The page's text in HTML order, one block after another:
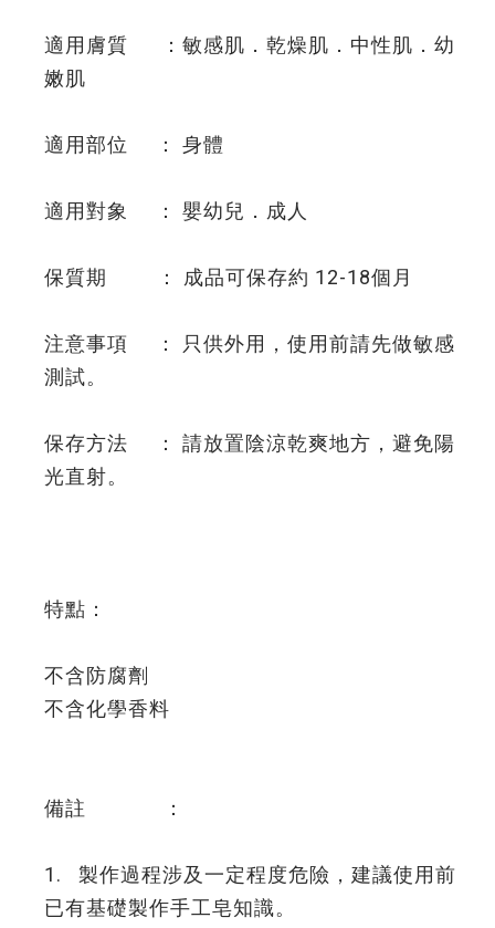
適用膚質 ：敏感肌．乾燥肌．中性肌．幼
嫩肌
適用部位 ： 身體
適用對象 ： 嬰幼兒．成人
保質期 ： 成品可保存約 12-18個月
注意事項 ： 只供外用，使用前請先做敏感
測試。
保存方法 ： 請放置陰涼乾爽地方，避免陽
光直射。
特點：
不含防腐劑
不含化學香料
備註 ：
1. 製作過程涉及一定程度危險，建議使用前
已有基礎製作手工皂知識。